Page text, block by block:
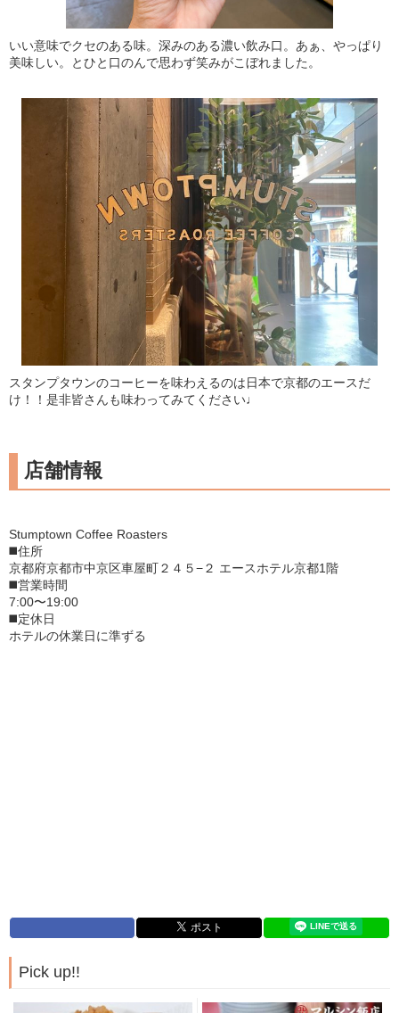
いい意味でクセのある味。深みのある濃い飲み口。あぁ、やっぱり
美味しい。とひと口のんで思わず笑みがこぼれました。
スタンプタウンのコーヒーを味わえるのは日本で京都のエースだ
け！！是非皆さんも味わってみてください♩
店舗情報
Stumptown Coffee Roasters
◼️住所
京都府京都市中京区車屋町２４５−２ エースホテル京都1階
◼️営業時間
7:00〜19:00
◼️定休日
ホテルの休業日に準ずる
Pick up!!